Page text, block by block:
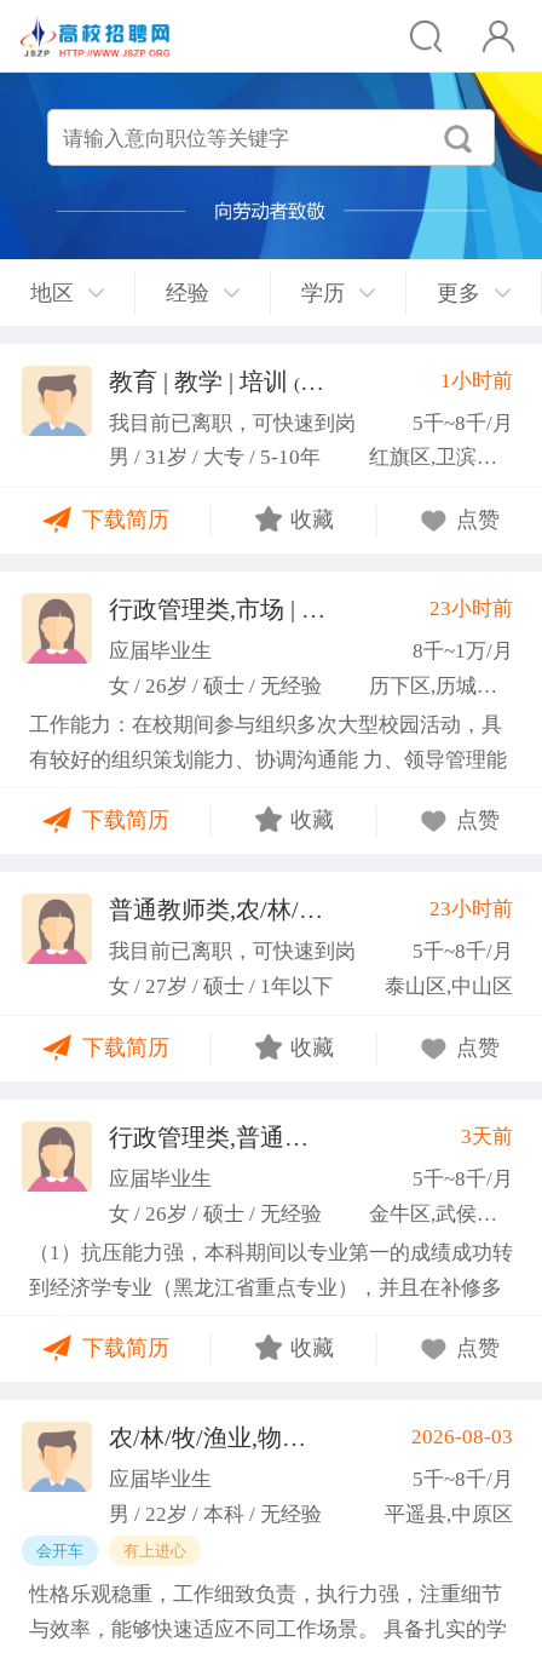
地区 经验 学历 更多
教育 | 教学 | 培训 (张福境)
1小时前
我目前已离职，可快速到岗
5千~8千/月
男 / 31岁 / 大专 / 5-10年
红旗区,卫滨区,牧野区
下载简历 收藏 点赞
行政管理类,市场 | 媒介 | 广告 | 设计,人事/行政/后勤
23小时前
应届毕业生
8千~1万/月
女 / 26岁 / 硕士 / 无经验
历下区,历城区,市中区
工作能力：在校期间参与组织多次大型校园活动，具
有较好的组织策划能力、协调沟通能 力、领导管理能
务； 学习能力：有清晰的自我定位，能够很好地吸纳
做事认真细心，具有较强的执行力、高度敬业精神、
良好的职业操 守和团队协作精神。
下载简历 收藏 点赞
普通教师类,农/林/牧/渔业 (张卓璐)23小时前
我目前已离职，可快速到岗
5千~8千/月
女 / 27岁 / 硕士 / 1年以下
泰山区,中山区
下载简历 收藏 点赞
行政管理类,普通教师类
3天前
应届毕业生
5千~8千/月
女 / 26岁 / 硕士 / 无经验
金牛区,武侯区,青羊区
（1）抗压能力强，本科期间以专业第一的成绩成功转
到经济学专业（黑龙江省重点专业），并且在补修多
学；研一刚入学就跟随导师参加多个项目书撰写，其
基金项目以及国家重大课题项目申报书的撰写。
（2）沟通能力强，2023年9月-2024年6月在研究生管
理办公室担任助管，主要负责硕士、博士研究生开
题、预答辩和正式答辩答辩秘书工作，同时负责研究
生入学复试相关工作，研究生日常事务管理工作，与
老师和同学多方沟通协调；2025年4月-2025年7月在
图书馆信息处担任助管，主要负责毕业生论文查重、
下载简历 收藏 点赞
农/林/牧/渔业,物业管理,环保,物流/仓储,人事/行政/后勤
2026-08-03
应届毕业生
5千~8千/月
男 / 22岁 / 本科 / 无经验
平遥县,中原区
会开车 有上进心
性格乐观稳重，工作细致负责，执行力强，注重细节
与效率，能够快速适应不同工作场景。 具备扎实的学